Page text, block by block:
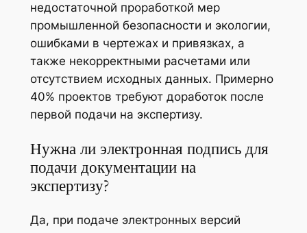
недостаточной проработкой мер
промышленной безопасности и экологии,
ошибками в чертежах и привязках, а
также некорректными расчетами или
отсутствием исходных данных. Примерно
40% проектов требуют доработок после
первой подачи на экспертизу.
Нужна ли электронная подпись для
подачи документации на
экспертизу?
Да, при подаче электронных версий